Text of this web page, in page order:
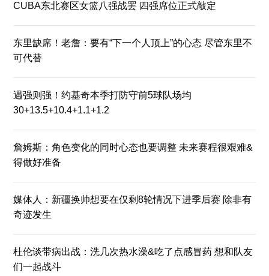
CUBA东北赛区女篮八强战罢 四强席位正式敲定
东里缺席！老詹：要有“下一个人顶上”的心态 尽管东里不
可代替
遇强则强！约基奇本季打防守前5球队场均
30+13.5+10.4+1.1+1.2
詹姆斯：角色变化的同时心态也要调整 未来赛程很艰难&
得做好准备
媒体人：新疆换帅想要在仅剩8轮情况下进季后赛 除非有
奇迹发生
杜伦谈带病出战：洗几次热水澡&吃了点感冒药 想和队友
们一起战斗